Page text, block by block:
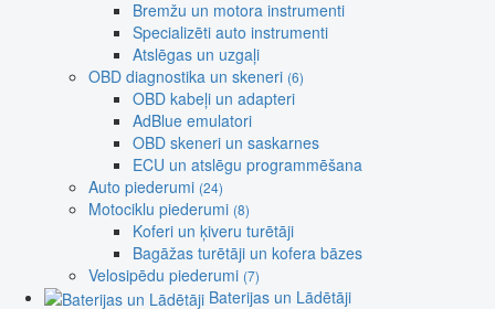
Bremžu un motora instrumenti
Specializēti auto instrumenti
Atslēgas un uzgaļi
OBD diagnostika un skeneri (6)
OBD kabeļi un adapteri
AdBlue emulatori
OBD skeneri un saskarnes
ECU un atslēgu programmēšana
Auto piederumi (24)
Motociklu piederumi (8)
Koferi un ķiveru turētāji
Bagāžas turētāji un kofera bāzes
Velosipēdu piederumi (7)
Baterijas un Lādētāji